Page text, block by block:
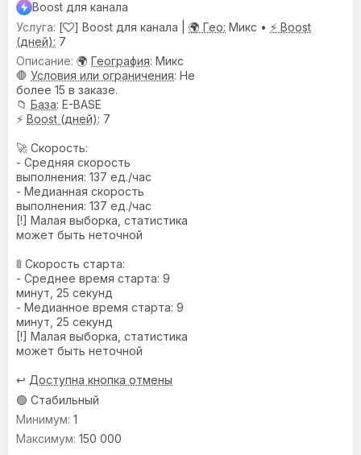
Boost для канала
[
] Boost для канала | 🌍 Гео: Микс • ⚡ Boost
(дней): 7
🌍 География: Микс
🛑 Условия или ограничения: Не
более 15 в заказе.
📁 База: E-BASE
⚡ Boost (дней): 7
🚀 Скорость:
- Средняя скорость
выполнения: 137 ед./час
- Медианная скорость
выполнения: 137 ед./час
[!] Малая выборка, статистика
может быть неточной
🚦 Скорость старта:
- Среднее время старта: 9
минут, 25 секунд
- Медианное время старта: 9
минут, 25 секунд
[!] Малая выборка, статистика
может быть неточной
↩️ Доступна кнопка отмены
🟢 Стабильный
1
150 000